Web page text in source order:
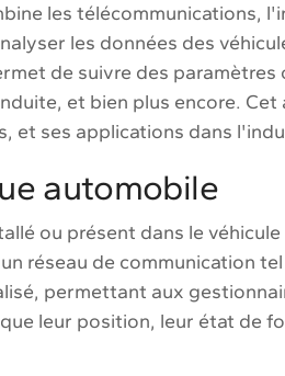
les télécommunications,
les données des
de suivre des paramètres
et bien plus encore.
et ses applications dans
automobile
ou présent dans le véhicule
réseau de communication tel
permettant aux
leur position, leur état de